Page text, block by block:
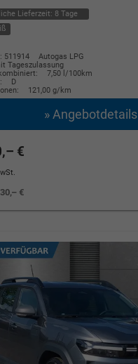
Lieferzeit: 8 Tage
511914
Autogas LPG
Tageszulassung
7,50 l/100km
D
121,00 g/km
» Angebotdetails
€
€